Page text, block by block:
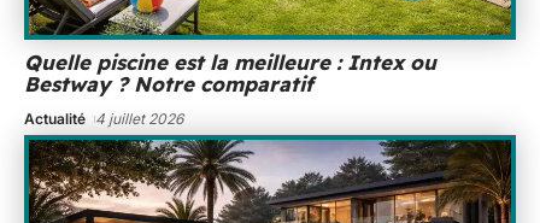
Quelle piscine est la meilleure : Intex ou
Bestway ? Notre comparatif
Actualité 4 juillet 2026